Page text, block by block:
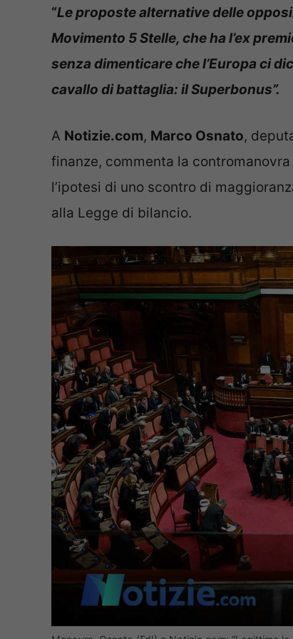
“Le proposte alternative delle
Movimento 5 Stelle, che ha l’ex
senza dimenticare che l’Europa ci
cavallo di battaglia: il Superbonus”.
A Notizie.com, Marco Osnato,
finanze, commenta la
l’ipotesi di uno scontro di
alla Legge di bilancio.